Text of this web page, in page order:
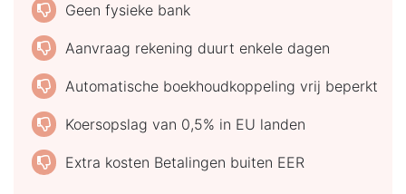
Geen fysieke bank
Aanvraag rekening duurt enkele dagen
Automatische boekhoudkoppeling vrij beperkt
Koersopslag van 0,5% in EU landen
Extra kosten Betalingen buiten EER